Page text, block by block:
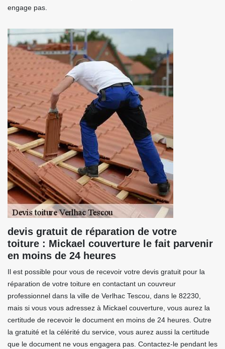
engage pas.
devis gratuit de réparation de votre
toiture : Mickael couverture le fait parvenir
en moins de 24 heures
Il est possible pour vous de recevoir votre devis gratuit pour la
réparation de votre toiture en contactant un couvreur
professionnel dans la ville de Verlhac Tescou, dans le 82230,
mais si vous vous adressez à Mickael couverture, vous aurez la
certitude de recevoir le document en moins de 24 heures. Outre
la gratuité et la célérité du service, vous aurez aussi la certitude
que le document ne vous engagera pas. Contactez-le pendant les